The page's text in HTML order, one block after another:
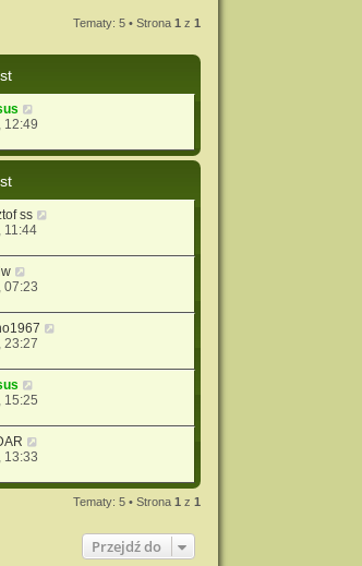
Tematy: 5 • Strona1 z1
12:49
ss
11:44
07:23
23:27
15:25
13:33
Tematy: 5 • Strona1 z1
Przejdź do